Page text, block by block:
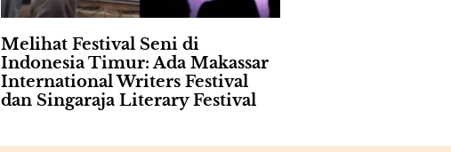
Melihat Festival Seni di
Indonesia Timur: Ada Makassar
International Writers Festival
dan Singaraja Literary Festival